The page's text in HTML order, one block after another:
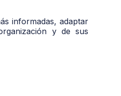
informadas, adaptar
y de sus